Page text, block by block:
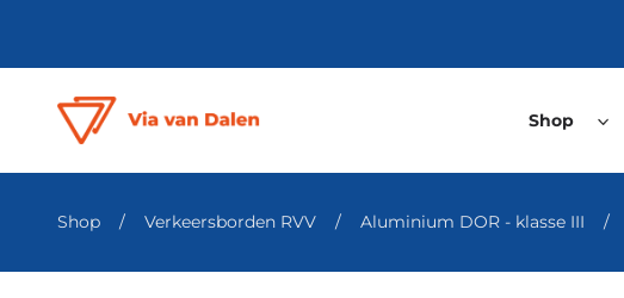
Shop
Shop / Verkeersborden RVV / Aluminium DOR - klasse III /